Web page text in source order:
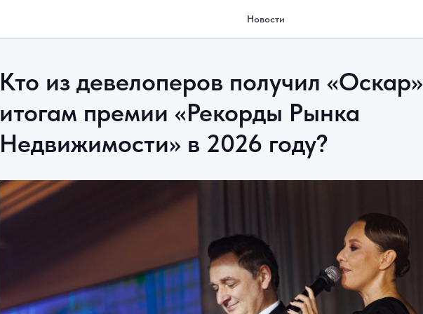
Новости
Кто из девелоперов получил
итогам премии «Рекорды Рынка
Недвижимости» в 2026 году?